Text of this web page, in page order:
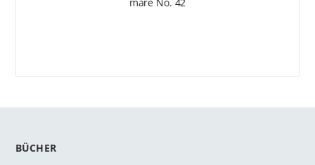
mare No. 42
BÜCHER